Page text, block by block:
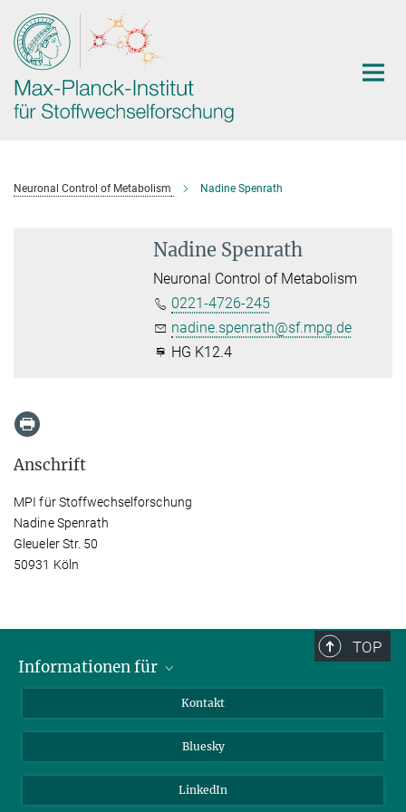
Hauptinhalt
Neuronal Control of Metabolism Nadine Spenrath
Nadine Spenrath
Neuronal Control of Metabolism
0221-4726-245
nadine.spenrath@sf.mpg.de
HG K12.4
Anschrift
MPI für Stoffwechselforschung
Nadine Spenrath
Gleueler Str. 50
50931 Köln
TOP
Informationen für
Bewerbende
Forschende
Kontakt
Bluesky
LinkedIn